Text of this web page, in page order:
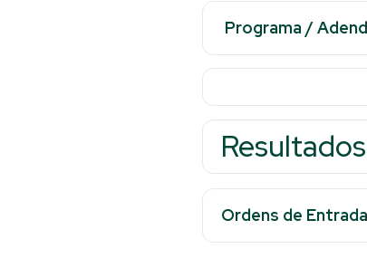
Programa /
Resultados
Ordens de